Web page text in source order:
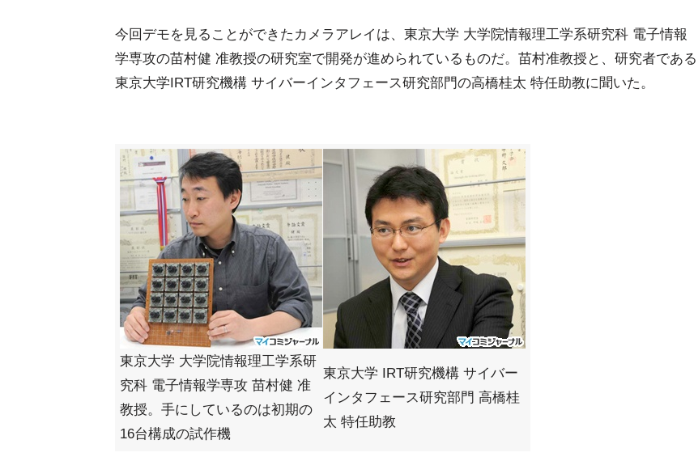
今回デモを見ることができたカメラアレイは、東京大学 大学院情報理工学系研究科 電子情報
学専攻の苗村健 准教授の研究室で開発が進められているものだ。苗村准教授と、研究者である
東京大学IRT研究機構 サイバーインタフェース研究部門の高橋桂太 特任助教に聞いた。
東京大学 大学院情報理工学系研
究科 電子情報学専攻 苗村健 准
教授。手にしているのは初期の
16台構成の試作機
東京大学 IRT研究機構 サイバー
インタフェース研究部門 高橋桂
太 特任助教